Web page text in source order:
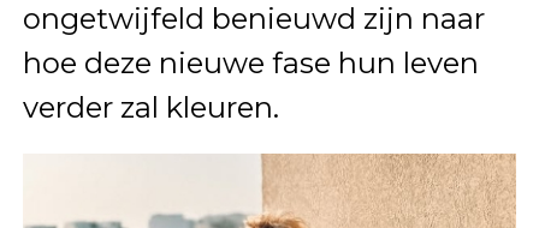
ongetwijfeld benieuwd zijn naar
hoe deze nieuwe fase hun leven
verder zal kleuren.